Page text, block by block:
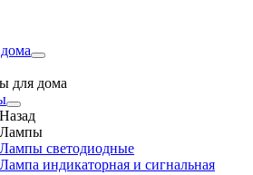
для дома
Назад
Лампы
Лампы светодиодные
Лампа индикаторная и сигнальная